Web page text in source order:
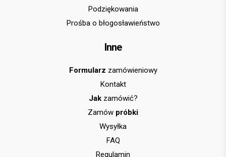
Podziękowania
Prośba o błogosławieństwo
Inne
Formularz zamówieniowy
Kontakt
Jakzamówić?
Zamów próbki
Wysyłka
FAQ
Regulamin